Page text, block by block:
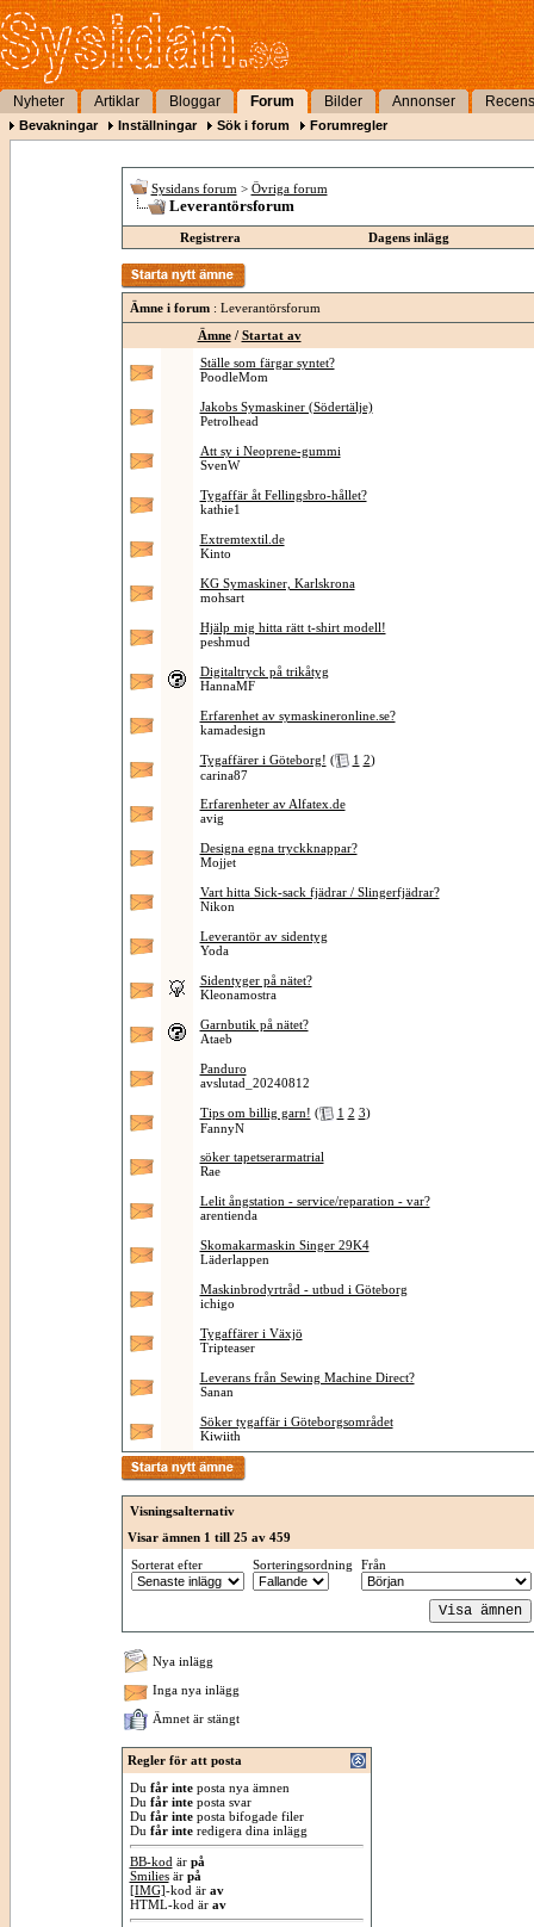
Nyheter Artiklar Bloggar Forum Bilder Annonser
Bevakningar Inställningar Sök i forum Forumregler
Sysidans forum > Övriga forum
Leverantörsforum
Registrera Dagens inlägg
Ämne i forum: Leverantörsforum
Ämne/ Startat av
Ställe som färgar syntet?
PoodleMom
Jakobs Symaskiner (Södertälje)
Petrolhead
Att sy i Neoprene-gummi
SvenW
Tygaffär åt Fellingsbro-hållet?
kathie1
Extremtextil.de
Kinto
KG Symaskiner, Karlskrona
mohsart
Hjälp mig hitta rätt t-shirt modell!
peshmud
Digitaltryck på trikåtyg
HannaMF
Erfarenhet av symaskineronline.se?
kamadesign
Tygaffärer i Göteborg! ( 1 2)
carina87
Erfarenheter av Alfatex.de
avig
Designa egna tryckknappar?
Mojjet
Vart hitta Sick-sack fjädrar / Slingerfjädrar?
Nikon
Leverantör av sidentyg
Yoda
Sidentyger på nätet?
Kleonamostra
Garnbutik på nätet?
Ataeb
Panduro
avslutad_20240812
Tips om billig garn! ( 1 2 3)
FannyN
söker tapetserarmatrial
Rae
Lelit ångstation - service/reparation - var?
arentienda
Skomakarmaskin Singer 29K4
Läderlappen
Maskinbrodyrtråd - utbud i Göteborg
ichigo
Tygaffärer i Växjö
Tripteaser
Leverans från Sewing Machine Direct?
Sanan
Söker tygaffär i Göteborgsområdet
Kiwiith
Visningsalternativ
Visar ämnen 1 till 25 av 459
Sorterat efter
Sorteringsordning Från
Nya inlägg
Inga nya inlägg
Ämnet är stängt
Regler för att posta
Du får inteposta nya ämnen
Du får inteposta svar
Du får inteposta bifogade filer
Du får interedigera dina inlägg
BB-kod är på
Smiliesär på
[IMG]-kod är av
HTML-kod är av